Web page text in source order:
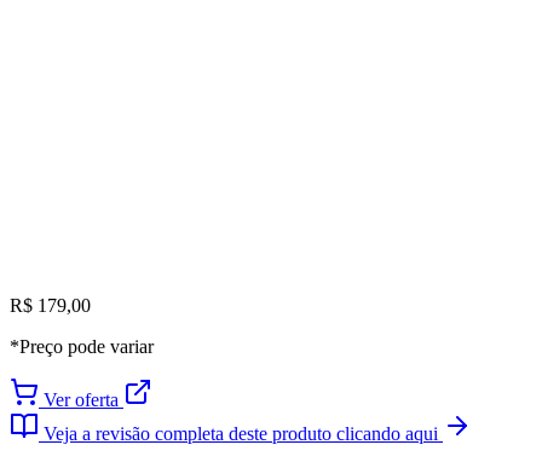
R$ 179,00
*Preço pode variar
Ver oferta
Veja a revisão completa deste produto clicando aqui